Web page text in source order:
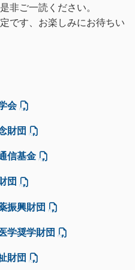
非ご一読ください。
です、お楽しみにお待ちい
会
財団
信基金
団
振興財団
学奨学財団
財団